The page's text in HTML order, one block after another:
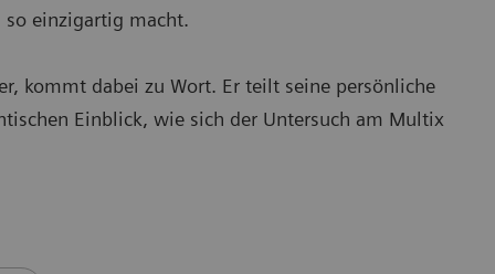
einzigartig macht.
kommt dabei zu Wort. Er teilt seine persönliche
Einblick, wie sich der Untersuch am Multix